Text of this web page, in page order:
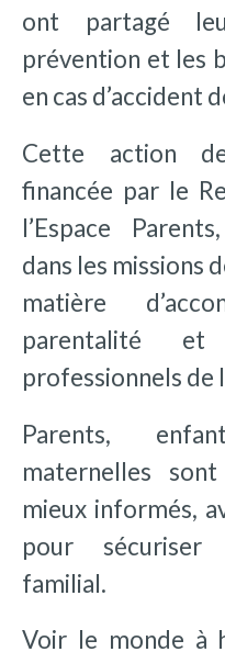
ont partagé
prévention et les
en cas d’accident
Cette action
financée par le
l’Espace
dans les missions
matière
parentalité
professionnels de
Parents,
maternelles
mieux informés,
pour sécuriser
familial.
Voir le monde à